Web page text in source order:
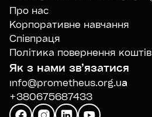
Про нас
Корпоративне навчання
Співпраця
Політика повернення коштів
Як з нами звʼязатися
info@prometheus.org.ua
+380675687433